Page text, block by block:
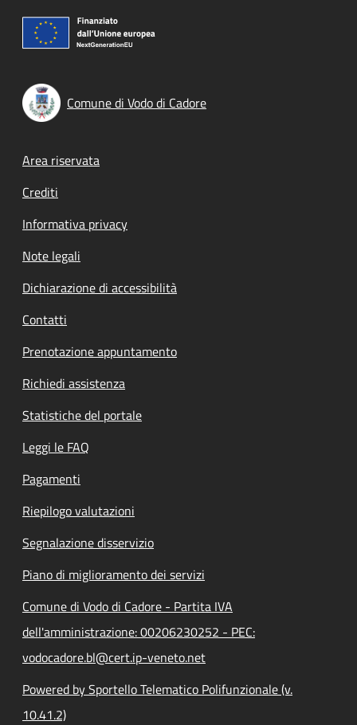
Comune di Vodo di Cadore
Footer menu
Area riservata
Crediti
Informativa privacy
Note legali
Dichiarazione di accessibilità
Contatti
Prenotazione appuntamento
Richiedi assistenza
Statistiche del portale
Leggi le FAQ
Pagamenti
Riepilogo valutazioni
Segnalazione disservizio
Piano di miglioramento dei servizi
Comune di Vodo di Cadore - Partita IVA
dell'amministrazione: 00206230252 - PEC:
vodocadore.bl@cert.ip-veneto.net
Powered by Sportello Telematico Polifunzionale (v.
10.41.2)